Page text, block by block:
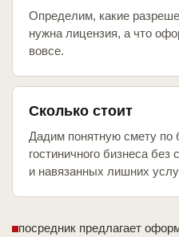
Определим, какие
нужна лицензия, а что
вовсе.
Сколько стоит
Дадим понятную смету по
гостиничного бизнеса
и навязанных лишних
посредник предлагает